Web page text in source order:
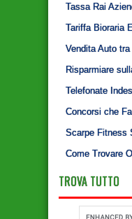
Tassa Rai
Tariffa Bioraria
Vendita Auto
Risparmiare
Telefonate
Concorsi che
Scarpe Fitness
Come Trovare
TROVA TUTTO